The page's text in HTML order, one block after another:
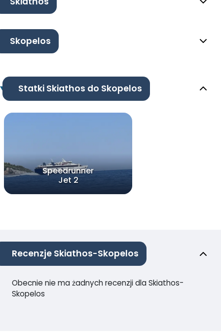
Skopelos
Statki Skiathos do Skopelos
Speedrunner
Jet 2
Recenzje Skiathos-Skopelos
Obecnie nie ma żadnych recenzji dla Skiathos-
Skopelos